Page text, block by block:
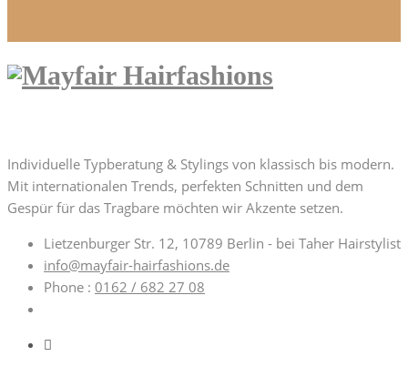
Individuelle Typberatung & Stylings von klassisch bis modern.
Mit internationalen Trends, perfekten Schnitten und dem
Gespür für das Tragbare möchten wir Akzente setzen.
Lietzenburger Str. 12, 10789 Berlin - bei Taher Hairstylist
info@mayfair-hairfashions.de
Phone : 0162 / 682 27 08